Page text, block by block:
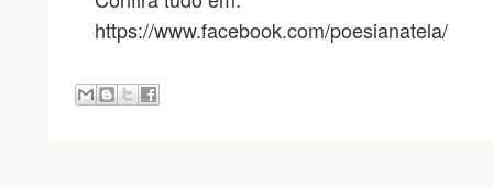
https://www.facebook.com/poesianatela/